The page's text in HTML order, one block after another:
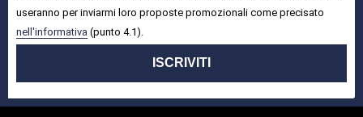
useranno per inviarmi loro proposte promozionali come precisato
nell'informativa (punto 4.1).
ISCRIVITI